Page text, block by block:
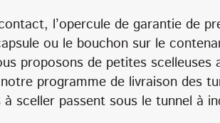
l’opercule de garantie de
ou le bouchon sur le
proposons de petites scelleuses
programme de livraison des
sceller passent sous le tunnel à